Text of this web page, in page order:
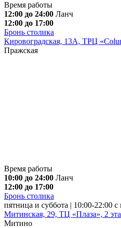
Время работы
12:00 до 24:00 Ланч
12:00 до 17:00
Бронь столика
Кировоградская, 13А, ТРЦ
Пражская
Время работы
10:00 до 24:00 Ланч
12:00 до 17:00
Бронь столика
пятница и суббота | 10:00-22:00 с
Митинская, 29, ТЦ «Плаза», 2
Митино